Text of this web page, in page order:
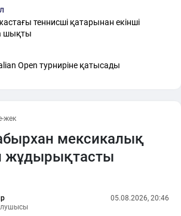
теннисші қатарынан екінші
шықты
Open турниріне қатысады
жек
мексикалық
05.08.2026, 20:46